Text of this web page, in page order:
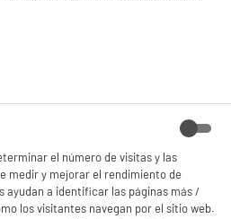
preferencias
en las redes sociales
web Consulta la política de cookies.
el número de visitas y las
medir y mejorar el rendimiento de
ayudan a identificar las páginas más /
los visitantes navegan por el sitio web.